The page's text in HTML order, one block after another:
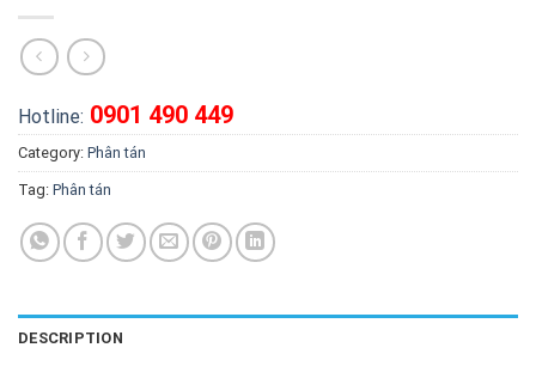
Hotline: 0901 490 449
Category: Phân tán
Tag: Phân tán
DESCRIPTION